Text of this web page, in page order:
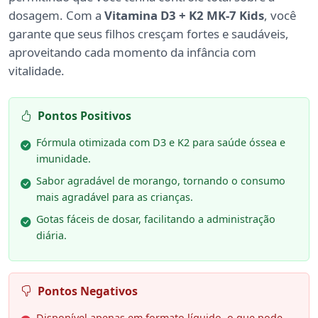
dosagem. Com a Vitamina D3 + K2 MK-7 Kids, você
garante que seus filhos cresçam fortes e saudáveis,
aproveitando cada momento da infância com
vitalidade.
Pontos Positivos
Fórmula otimizada com D3 e K2 para saúde óssea e
imunidade.
Sabor agradável de morango, tornando o consumo
mais agradável para as crianças.
Gotas fáceis de dosar, facilitando a administração
diária.
Pontos Negativos